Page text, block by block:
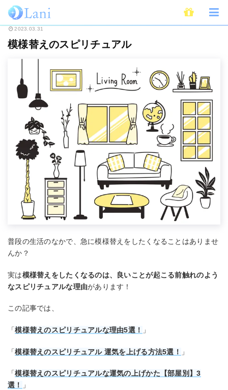
ホーム スピリチュアル
2023.03.31
模様替えのスピリチュアル
普段の生活のなかで、急に模様替えをしたくなることはありませ
んか？
実は模様替えをしたくなるのは、良いことが起こる前触れのよう
なスピリチュアルな理由があります！
この記事では、
「模様替えのスピリチュアルな理由5選！ 」
「模様替えのスピリチュアル 運気を上げる方法5選！ 」
「模様替えのスピリチュアルな運気の上げかた【部屋別】3
選！
」